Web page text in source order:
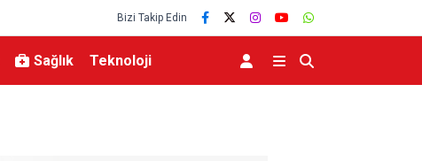
Bizi Takip Edin
Sağlık Teknoloji